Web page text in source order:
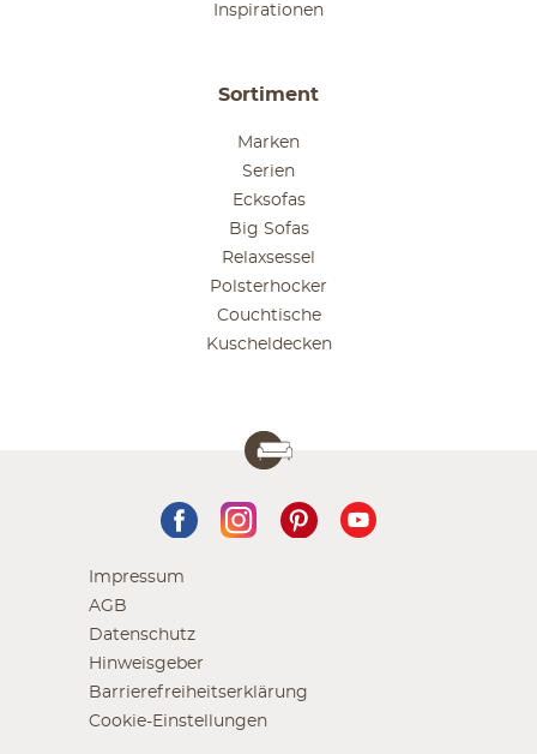
Inspirationen
Sortiment
Marken
Serien
Ecksofas
Big Sofas
Relaxsessel
Polsterhocker
Couchtische
Kuscheldecken
Impressum
AGB
Datenschutz
Hinweisgeber
Barrierefreiheitserklärung
Cookie-Einstellungen